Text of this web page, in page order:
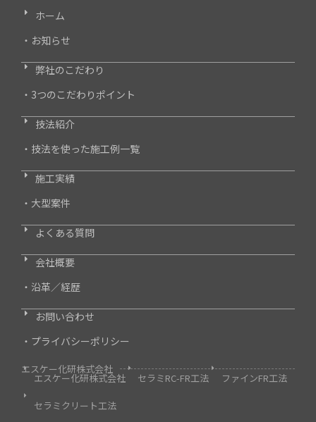
ホーム
・お知らせ
弊社のこだわり
・3つのこだわりポイント
技法紹介
・技法を使った施工例一覧
施工実績
・大型案件
よくある質問
会社概要
・沿革／経歴
お問い合わせ
・プライバシーポリシー
エスケー化研株式会社
エスケー化研株式会社 セラミRC-FR工法 ファインFR工法
セラミクリート工法